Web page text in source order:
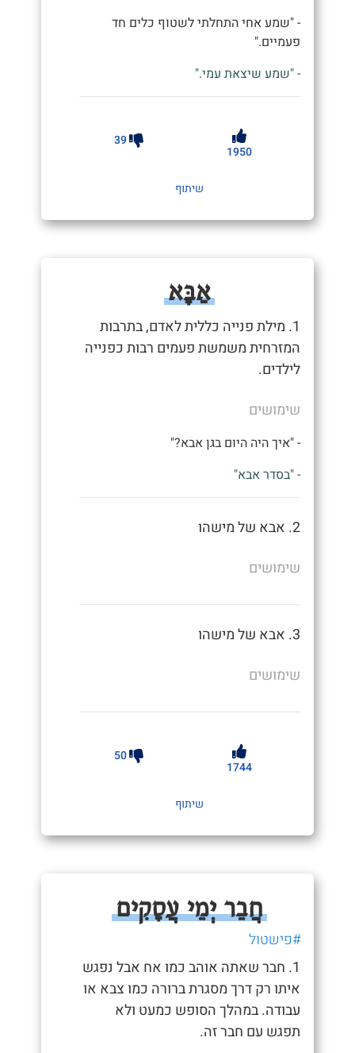
- "שמע אחי התחלתי לשטוף כלים חד
פעמיים."
- "שמע שיצאת עמי."
1950
39
שיתוף
אַבָּא
1. מילת פנייה כללית לאדם, בתרבות
המזרחית משמשת פעמים רבות כפנייה
לילדים.
שימושים
- "איך היה היום בגן אבא?"
- "בסדר אבא"
2. אבא של מישהו
שימושים
3. אבא של מישהו
שימושים
1744
50
שיתוף
חֲבֵר יְמֵי עֲסָקִים
#פישטול
1. חבר שאתה אוהב כמו אח אבל נפגש
איתו רק דרך מסגרת ברורה כמו צבא או
עבודה. במהלך הסופש כמעט ולא
תפגש עם חבר זה.